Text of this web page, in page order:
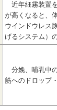
近年細霧装置
が高くなると、
ウインドウレス
げるシステム）
分娩、哺乳中
筋へのドロップ